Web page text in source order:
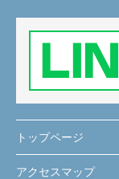
トップページ
アクセスマップ